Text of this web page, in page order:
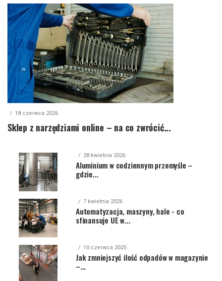
18 czerwca 2026
Sklep z narzędziami online – na co zwrócić...
28 kwietnia 2026
Aluminium w codziennym przemyśle –
gdzie...
7 kwietnia 2026
Automatyzacja, maszyny, hale - co
sfinansuje UE w...
10 czerwca 2025
Jak zmniejszyć ilość odpadów w magazynie
–...